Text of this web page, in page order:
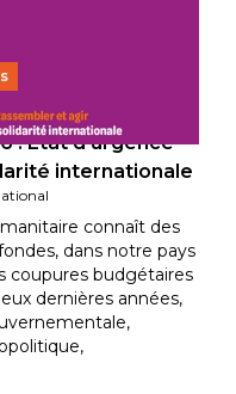
: État d’urgence
internationale
connaît des
dans notre pays
coupures budgétaires
dernières années,